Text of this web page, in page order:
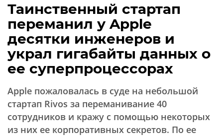
Таинственный стартап
переманил у Apple
десятки инженеров и
украл гигабайты данных о
ее суперпроцессорах
Apple пожаловалась в суде на небольшой
стартап Rivos за переманивание 40
сотрудников и кражу с помощью некоторых
из них ее корпоративных секретов. По ее